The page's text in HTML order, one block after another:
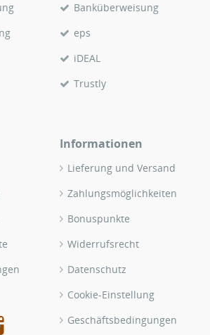
Banküberweisung
eps
iDEAL
Trustly
Informationen
Lieferung und Versand
Zahlungsmöglichkeiten
Bonuspunkte
Widerrufsrecht
Datenschutz
Cookie-Einstellung
Geschäftsbedingungen